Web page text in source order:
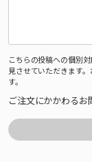
こちらの投稿への個別
見させていただきます
す。
ご注文にかかわるお